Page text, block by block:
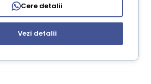
Cere detalii
Vezi detalii